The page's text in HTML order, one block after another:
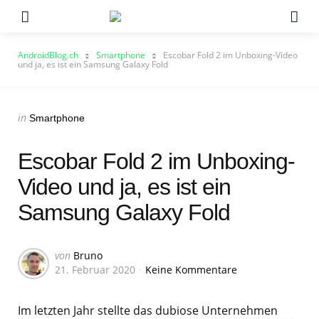
AndroidBlog.ch Smartphone Escobar Fold 2 im Unboxing-Video
und ja, es ist ein Samsung Galaxy Fold
Categories
Posted
in Smartphone
Escobar Fold 2 im Unboxing-
Video und ja, es ist ein
Samsung Galaxy Fold
Geschrieben
von
von Bruno
21. Februar 2020
Keine Kommentare
Im letzten Jahr stellte das dubiose Unternehmen